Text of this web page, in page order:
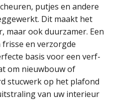
putjes en andere
Dit maakt het
maar ook duurzamer. Een
en verzorgde
basis voor een verf-
om nieuwbouw of
stucwerk op het plafond
van uw interieur